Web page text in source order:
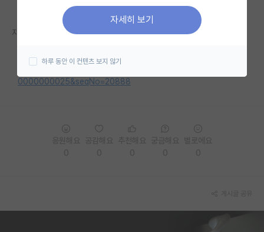
미국 대학원 합격 후기 게시판
대학원생 모집 게시판
연구실(PI) 홍보 게시판
자세한 내용은 홈페이지를 참고해 주세요.
https://www.kosaf.go.kr/ko/notice.do?mode=view&search
0000000025&seqNo=20888
자세히 보기
하루 동안 이 컨텐츠 보지 않기